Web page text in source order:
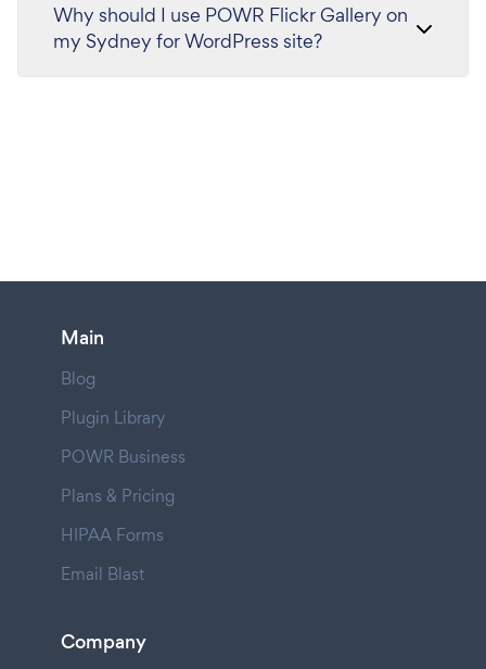
Why should I use POWR Flickr Gallery on
my Sydney for WordPress site?
Main
Blog
Plugin Library
POWR Business
Plans & Pricing
HIPAA Forms
Email Blast
Company